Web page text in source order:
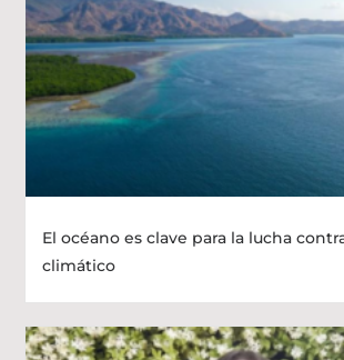
El océano es clave para la lucha
climático